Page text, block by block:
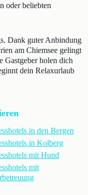
oder beliebten
Dank guter Anbindung
am Chiemsee gelingt
Gastgeber holen dich
dein Relaxurlaub
in den Bergen
in Kolberg
mit Hund
mit